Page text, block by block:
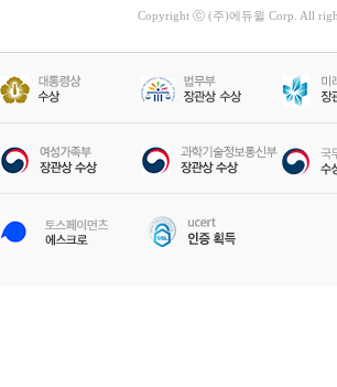
Copyright ⓒ (주)에듀윌 Corp. All